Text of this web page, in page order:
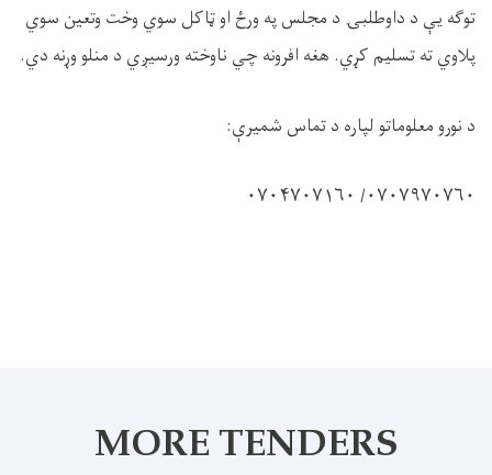
توګه يې د داوطلبۍ د مجلس په ورځ او ټاکل سوي وخت وتعين سوي
پلاوي ته تسليم کړي. هغه افرونه چي ناوخته ورسيږي د منلو وړنه دي.
د نورو معلوماتو لپاره د تماس شميرې:
۰۷۰۷۹۷۰۷۶۰/ ۰۷۰۴۷۰۷۱۶۰
MORE TENDERS